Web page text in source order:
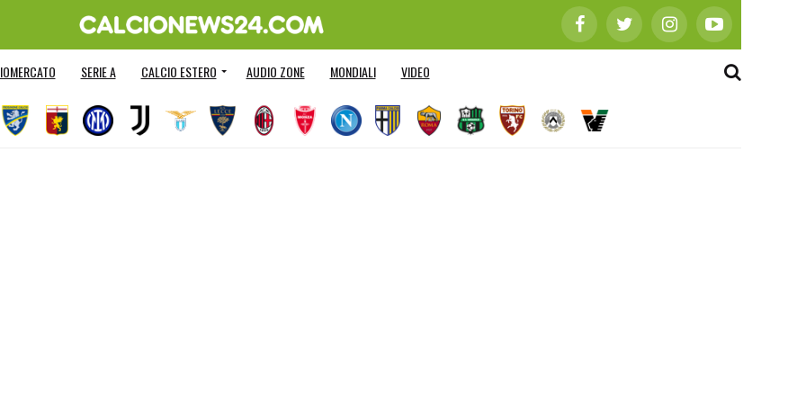
SERIE A CALCIO ESTERO AUDIO ZONE MONDIALI VIDEO